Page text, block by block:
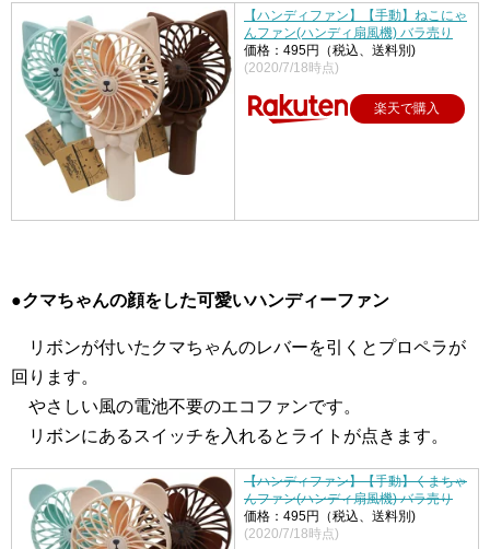
【ハンディファン】【手動】ねこにゃ
んファン(ハンディ扇風機) バラ売り
価格：495円（税込、送料別)
(2020/7/18時点)
楽天で購入
●クマちゃんの顔をした可愛いハンディーファン
リボンが付いたクマちゃんのレバーを引くとプロペラが
回ります。
やさしい風の電池不要のエコファンです。
リボンにあるスイッチを入れるとライトが点きます。
【ハンディファン】【手動】くまちゃ
んファン(ハンディ扇風機) バラ売り
価格：495円（税込、送料別)
(2020/7/18時点)